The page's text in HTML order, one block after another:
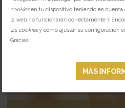
ENCUENTRA EL SITIO
MÁS
cookiesen tu dispositivo teniendo en cuenta
la web no funcionarán correctamente :(
las cookiesy cómo ajustar su configuración
Gracias!